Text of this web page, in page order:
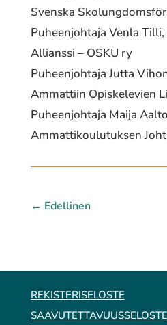
Svenska
Puheenjohtaja Venla
Allianssi – OSKU ry
Puheenjohtaja Jutta
Ammattiin Opiskelevien
Puheenjohtaja Maija
Ammattikoulutuksen
← Edellinen
REKISTERISELOSTE
SAAVUTETTAVUUSSELOSTE